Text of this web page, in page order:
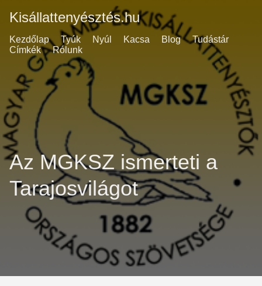
Kisállattenyésztés.hu
Kezdőlap Tyúk Nyúl Kacsa Blog
Tudástár
Címkék
Rólunk
Az MGKSZ ismerteti a
Tarajosvilágot